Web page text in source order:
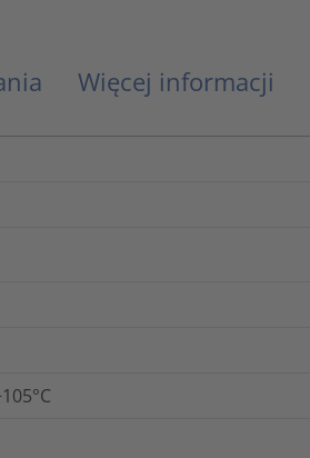
Więcej informacji